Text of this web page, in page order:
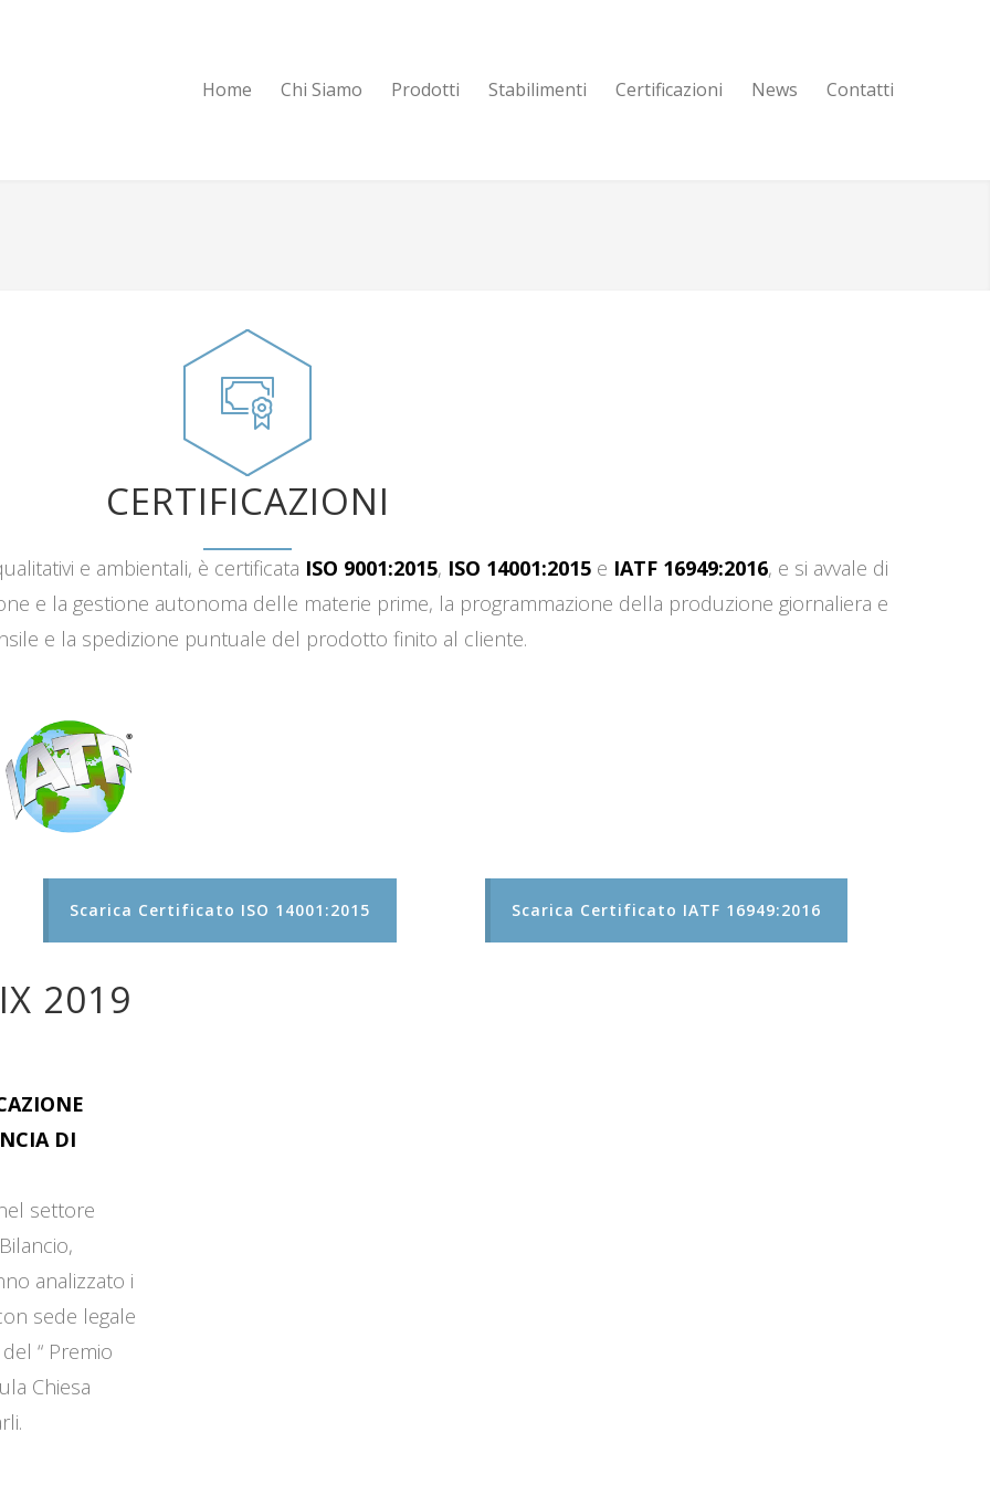
Home Chi Siamo Prodotti Stabilimenti Certificazioni News Contatti
CERTIFICAZIONI
e ambientali, è certificata ISO 9001:2015, ISO 14001:2015 e IATF 16949:2016, e si avvale di
e la gestione autonoma delle materie prime, la programmazione della produzione giornaliera e
e la spedizione puntuale del prodotto finito al cliente.
Scarica Certificato ISO 14001:2015 Scarica Certificato IATF 16949:2016
2019
DI
settore
analizzato i
sede legale
“ Premio
Chiesa